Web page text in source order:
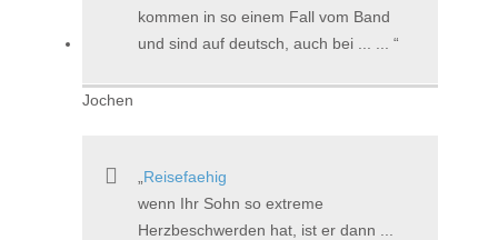
kommen in so einem Fall vom Band
und sind auf deutsch, auch bei ... ...
Jochen
Reisefaehig
wenn Ihr Sohn so extreme
Herzbeschwerden hat, ist er dann ...